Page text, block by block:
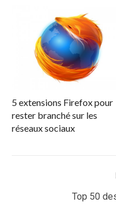
5 extensions Firefox pour
rester branché sur les
réseaux sociaux
Previous
Top 50